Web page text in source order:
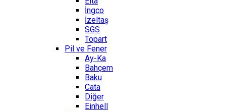
İngco
İzeltaş
SGS
Topart
Pil ve Fener
Ay-Ka
Bahçem
Baku
Cata
Diğer
Einhell